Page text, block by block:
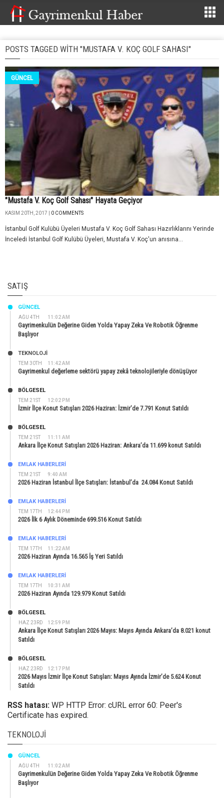
POSTS TAGGED WITH "MUSTAFA V. KOÇ GOLF SAHASI"
GÜNCEL
"Mustafa V. Koç Golf Sahası" Hayata Geçiyor
KASIM 20TH, 2017 | 0 COMMENTS
İstanbul Golf Kulübü Üyeleri Mustafa V. Koç Golf Sahası Hazırlıklarını Yerinde
İnceledi İstanbul Golf Kulübü Üyeleri, Mustafa V. Koç'un anısına...
SATIŞ
AĞU 4TH 11:02 AM
GÜNCEL
Gayrimenkulün Değerine Giden Yolda Yapay Zeka Ve Robotik Öğrenme
Başlıyor
TEM 30TH 11:42 AM
TEKNOLOJİ
Gayrimenkul değerleme sektörü yapay zekâ teknolojileriyle dönüşüyor
TEM 21ST 12:02 PM
BÖLGESEL
İzmir İlçe Konut Satışları 2026 Haziran: İzmir’de 7.791 Konut Satıldı
TEM 21ST 11:11 AM
BÖLGESEL
Ankara İlçe Konut Satışları 2026 Haziran: Ankara’da 11.699 konut Satıldı
TEM 21ST 9:40 AM
EMLAK HABERLERI
2026 Haziran İstanbul İlçe Satışları: İstanbul’da 24.084 Konut Satıldı
TEM 17TH 12:44 PM
EMLAK HABERLERI
2026 İlk 6 Aylık Döneminde 699.516 Konut Satıldı
TEM 17TH 11:22 AM
EMLAK HABERLERI
2026 Haziran Ayında 16.565 İş Yeri Satıldı
TEM 17TH 10:31 AM
EMLAK HABERLERI
2026 Haziran Ayında 129.979 Konut Satıldı
HAZ 23RD 12:59 PM
BÖLGESEL
Ankara İlçe Konut Satışları 2026 Mayıs: Mayıs Ayında Ankara’da 8.021 konut
Satıldı
HAZ 23RD 12:17 PM
BÖLGESEL
2026 Mayıs İzmir İlçe Konut Satışları: Mayıs Ayında İzmir’de 5.624 Konut
Satıldı
RSS hatası: WP HTTP Error: cURL error 60: Peer's
Certificate has expired.
TEKNOLOJI
AĞU 4TH 11:02 AM
GÜNCEL
Gayrimenkulün Değerine Giden Yolda Yapay Zeka Ve Robotik Öğrenme
Başlıyor